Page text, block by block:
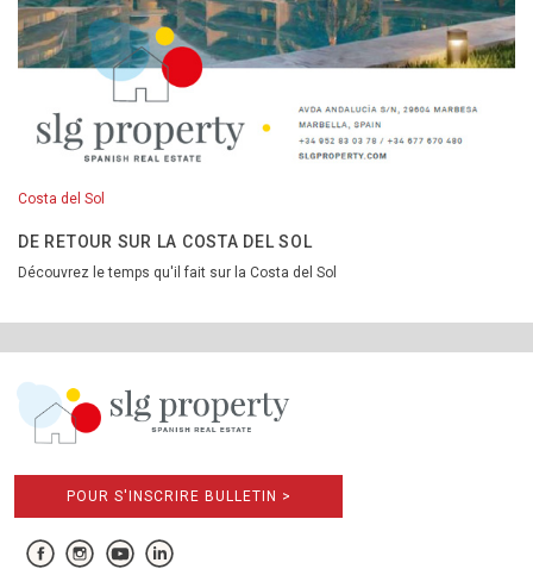
Costa del Sol
DE RETOUR SUR LA COSTA DEL SOL
Découvrez le temps qu'il fait sur la Costa del Sol
POUR S'INSCRIRE BULLETIN >